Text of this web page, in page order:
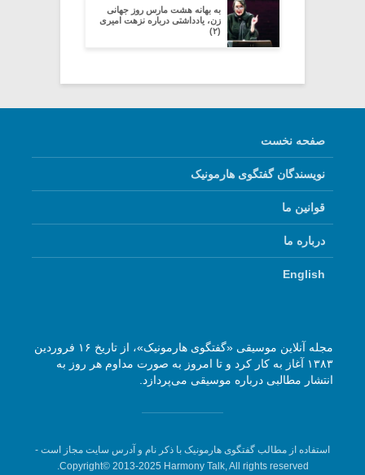
به بهانه هشت مارس روز جهانی
زن، یادداشتی درباره نزهت امیری
(۲)
صفحه نخست
نویسندگان گفتگوی هارمونیک
قوانین ما
درباره ما
English
مجله آنلاین موسیقی «گفتگوی هارمونیک»، از تاریخ ۱۶ فروردین
۱۳۸۳ آغاز به کار کرد و تا امروز به صورت مداوم هر روز به
انتشار مطالبی درباره موسیقی می‌پردازد.
استفاده از مطالب گفتگوی هارمونیک با ذکر نام و آدرس سایت مجاز است -
Copyright© 2013-2025 Harmony Talk, All rights reserved.